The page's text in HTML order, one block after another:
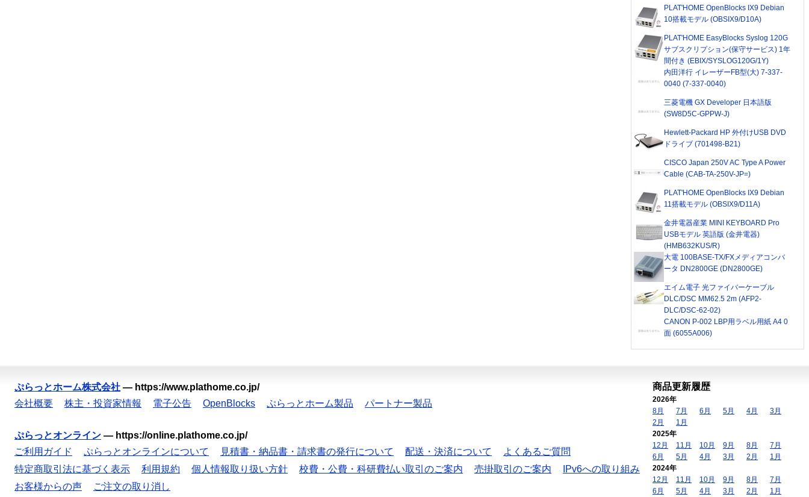
PLAT'HOME OpenBlocks IX9 Debian
10搭載モデル (OBSIX9/D10A)
PLAT'HOME EasyBlocks Syslog 120G
サブスクリプション(保守サービス) 1年
間付き (EBIX/SYSLOG120G/1Y)
内田洋行 イレーザーFB型(大) 7-337-
0040 (7-337-0040)
三菱電機 GX Developer 日本語版
(SW8D5C-GPPW-J)
Hewlett-Packard HP 外付けUSB DVD
ドライブ (701498-B21)
CISCO Japan 250V AC Type A Power
Cable (CAB-TA-250V-JP=)
PLAT'HOME OpenBlocks IX9 Debian
11搭載モデル (OBSIX9/D11A)
金井電器産業 MINI KEYBOARD Pro
USBモデル 英語版 (金井電器)
(HMB632KUS/R)
大電 100BASE-TX/FXメディアコンバ
ータ DN2800GE (DN2800GE)
エイム電子 光ファイバーケーブル
DLC/DSC MM62.5 2m (AFP2-
DLC/DSC-62-02)
CANON P-002 LBP用ラベル用紙 A4 0
面 (6055A006)
ぷらっとホーム株式会社 — https://www.plathome.co.jp/
会社概要
株主・投資家情報 電子公告 OpenBlocks ぷらっとホーム製品 パートナー製品
ぷらっとオンライン — https://online.plathome.co.jp/
ご利用ガイド
ぷらっとオンラインについて 見積書・納品書・請求書の発行について 配送・決済について
よくあるご質問
特定商取引法に基づく表示
利用規約 個人情報取り扱い方針 校費・公費・科研費払い取引のご案内 売掛取引のご案内
IPv6への取り組み
お客様からの声
ご注文の取り消し
商品更新履歴
2026年
8月
7月 6月 5月 4月
3月
2月
1月
2025年
12月
11月 10月 9月 8月
7月
6月
5月 4月 3月 2月
1月
2024年
12月
11月 10月 9月 8月
7月
6月
5月 4月 3月 2月
1月